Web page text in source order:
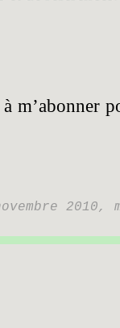
à m’abonner